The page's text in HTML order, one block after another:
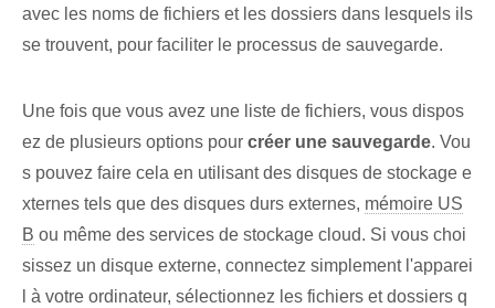
avec les noms de fichiers et les dossiers dans lesquels ils
se trouvent, pour faciliter le processus de sauvegarde.
Une fois que vous avez une liste de fichiers, vous dispos
ez de plusieurs options pour créer ⁢une sauvegarde⁤.‌ Vou
s pouvez ‌faire cela en utilisant des disques de ⁣stockage‌ e
xternes tels que des ⁢disques durs externes, mémoire US
B ou même des services de stockage cloud. Si vous choi
sissez un disque externe, connectez simplement l'apparei
l à votre ordinateur, sélectionnez les fichiers et dossiers q